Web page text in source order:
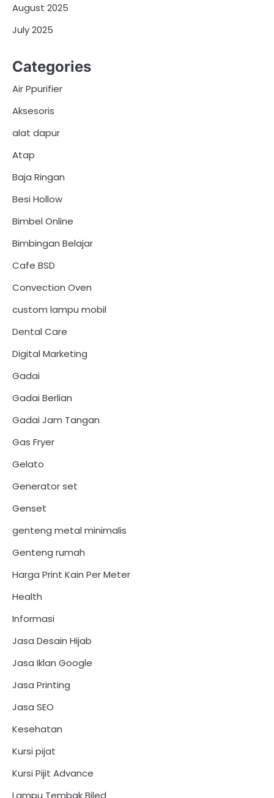
August 2025
July 2025
Categories
Air Ppurifier
Aksesoris
alat dapur
Atap
Baja Ringan
Besi Hollow
Bimbel Online
Bimbingan Belajar
Cafe BSD
Convection Oven
custom lampu mobil
Dental Care
Digital Marketing
Gadai
Gadai Berlian
Gadai Jam Tangan
Gas Fryer
Gelato
Generator set
Genset
genteng metal minimalis
Genteng rumah
Harga Print Kain Per Meter
Health
Informasi
Jasa Desain Hijab
Jasa Iklan Google
Jasa Printing
Jasa SEO
Kesehatan
Kursi pijat
Kursi Pijit Advance
Lampu Tembak Biled